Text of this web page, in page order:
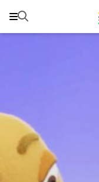
Buscar
Buscar
Tough Topics
Courses and Webinars
Games and Storybooks